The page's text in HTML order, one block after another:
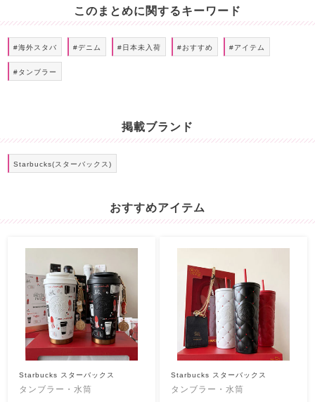
このまとめに関するキーワード
#海外スタバ #デニム #日本未入荷 #おすすめ #アイテム
#タンブラー
掲載ブランド
Starbucks(スターバックス)
おすすめアイテム
Starbucks スターバックス
タンブラー・水筒
Starbucks スターバックス
タンブラー・水筒